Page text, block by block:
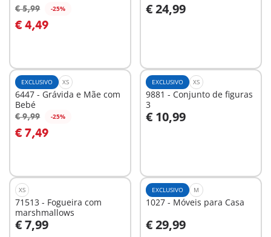
€ 5,99 -25%
€ 4,49
Ao carrinho € 24,99
Ao carrinho
EXCLUSIVO XS
6447 - Grávida e Mãe com
Bebé
€ 9,99 -25%
€ 7,49
Ao carrinho
EXCLUSIVO XS
9881 - Conjunto de figuras
3
€ 10,99
Ao carrinho
XS
71513 - Fogueira com
marshmallows
€ 7,99
Ao carrinho
EXCLUSIVO M
1027 - Móveis para Casa
€ 29,99
Ao carrinho